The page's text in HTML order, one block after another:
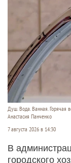
Душ. Вода. Ванная. Горячая
Анастасия Панченко
7 августа 2026 в 14:30
В
городского